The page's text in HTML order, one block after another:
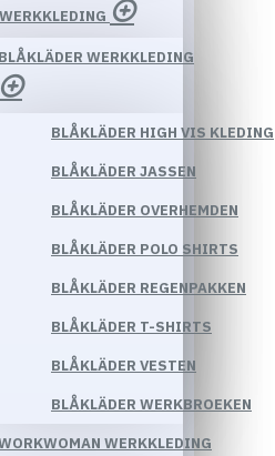
BLÅKLÄDER WERKKLEDING
BLÅKLÄDER HIGH VIS KLEDING
BLÅKLÄDER JASSEN
BLÅKLÄDER OVERHEMDEN
BLÅKLÄDER POLO SHIRTS
BLÅKLÄDER REGENPAKKEN
BLÅKLÄDER T-SHIRTS
BLÅKLÄDER VESTEN
BLÅKLÄDER WERKBROEKEN
WERKKLEDING